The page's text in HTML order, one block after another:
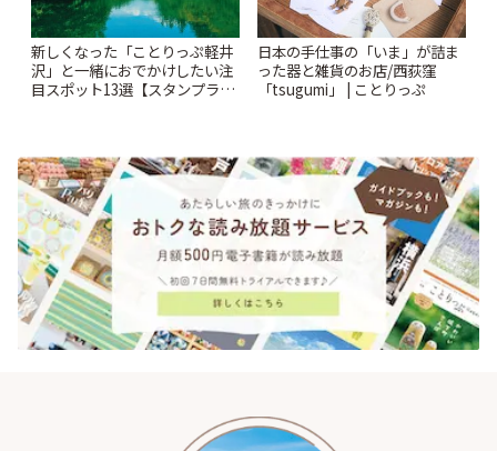
新しくなった「ことりっぷ軽井
沢」と一緒におでかけしたい注
目スポット13選【スタンプラリ
日本の手仕事の「いま」が詰ま
った器と雑貨のお店/西荻窪
「tsugumi」 | ことりっぷ